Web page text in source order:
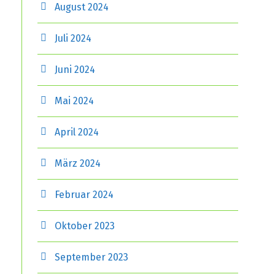
August 2024
Juli 2024
Juni 2024
Mai 2024
April 2024
März 2024
Februar 2024
Oktober 2023
September 2023